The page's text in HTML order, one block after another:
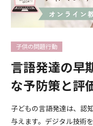
言語発達の早
な予防策と評
子どもの言語発達は、認
与えます。デジタル技術
子供の問題行動